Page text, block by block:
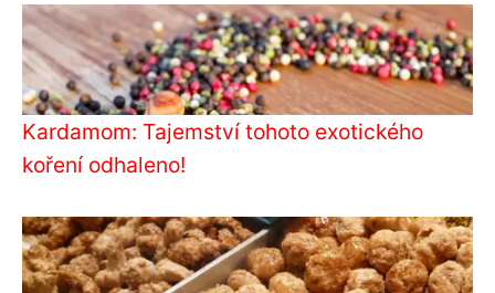
Kardamom: Tajemství tohoto exotického
koření odhaleno!